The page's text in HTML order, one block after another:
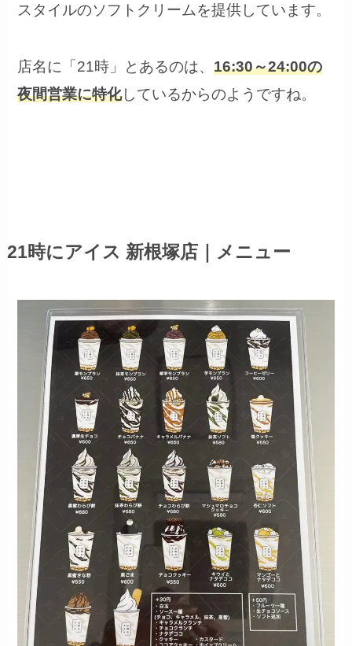
スタイルのソフトクリームを提供しています。
店名に「21時」とあるのは、16:30～24:00の
夜間営業に特化しているからのようですね。
21時にアイス 新根塚店｜メニュー